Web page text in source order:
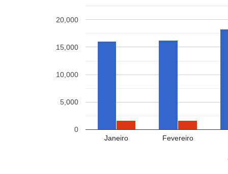
Janeiro Fevereiro
0
5,000
10,000
15,000
20,000